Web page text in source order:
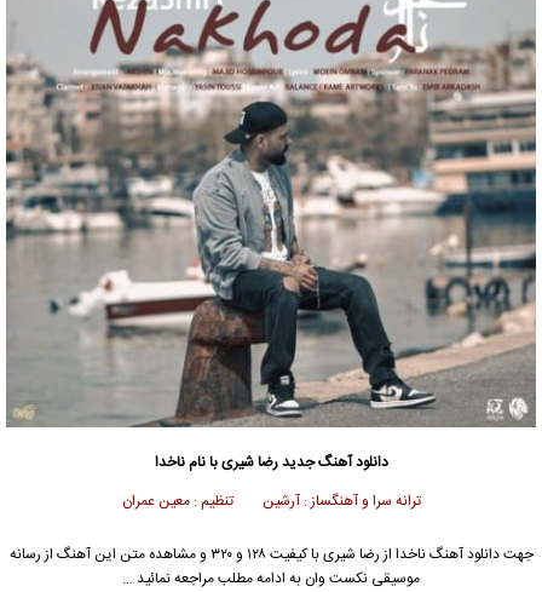
دانلود آهنگ جدیدرضا شیری با نام ناخدا
ترانه سرا و آهنگساز : آرشین تنظیم : معین عمران
جهت دانلود آهنگ ناخدا از رضا شیری با کیفیت ۱۲۸ و ۳۲۰ و مشاهده متن این آهنگ از رسانه
موسیقی نکست وان به ادامه مطلب مراجعه نمائید …